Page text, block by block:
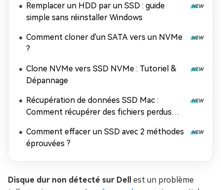
Remplacer un HDD par un SSD : guide
simple sans réinstaller Windows
Comment cloner d'un SATA vers un NVMe
?
Clone NVMe vers SSD NVMe : Tutoriel &
Dépannage
Récupération de données SSD Mac :
Comment récupérer des fichiers perdus
Comment effacer un SSD avec 2 méthodes
éprouvées ?
Disque dur non détecté sur Dell
est un problème